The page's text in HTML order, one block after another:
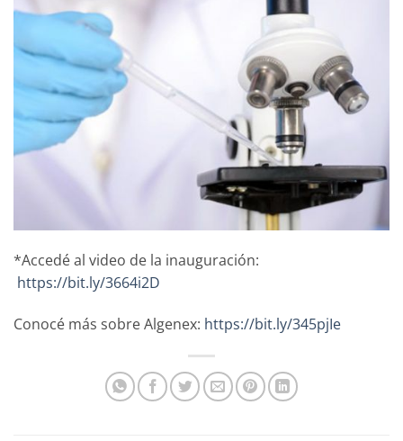
*Accedé al video de la inauguración:
https://bit.ly/3664i2D
Conocé más sobre Algenex: https://bit.ly/345pjIe